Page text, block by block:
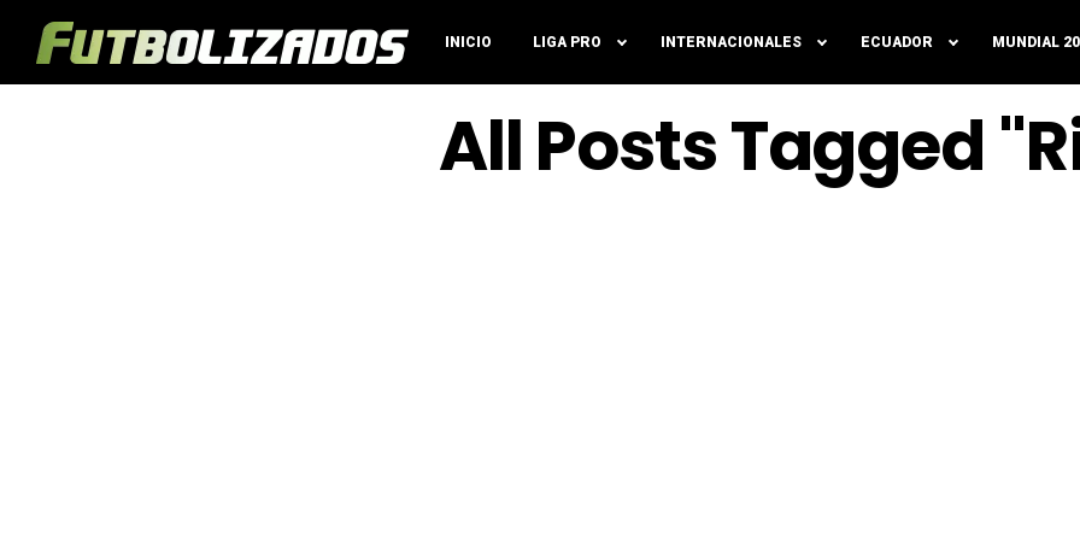
INICIO LIGA PRO INTERNACIONALES ECUADOR MUNDIAL
All Posts Tagged